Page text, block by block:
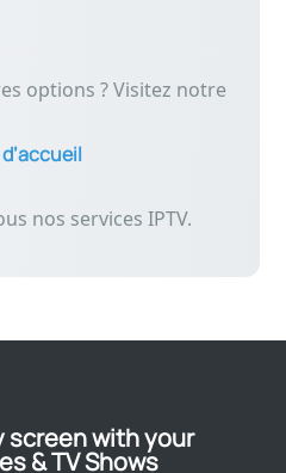
options ? Visitez notre
nos services IPTV.
screen with your
& TV Shows